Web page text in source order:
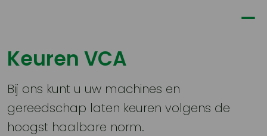
Keuren VCA
Bij ons kunt u uw machines en
gereedschap laten keuren volgens de
hoogst haalbare norm.